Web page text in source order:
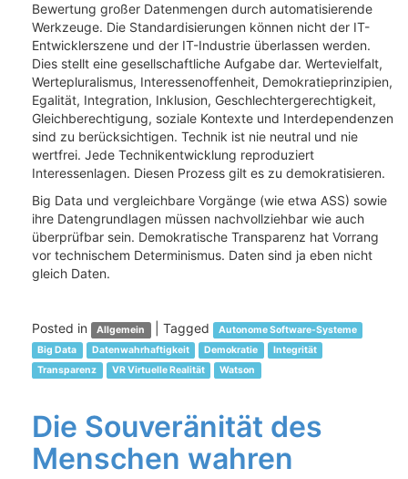
Bewertung großer Datenmengen durch automatisierende
Werkzeuge. Die Standardisierungen können nicht der IT-
Entwicklerszene und der IT-Industrie überlassen werden.
Dies stellt eine gesellschaftliche Aufgabe dar. Wertevielfalt,
Wertepluralismus, Interessenoffenheit, Demokratieprinzipien,
Egalität, Integration, Inklusion, Geschlechtergerechtigkeit,
Gleichberechtigung, soziale Kontexte und Interdependenzen
sind zu berücksichtigen. Technik ist nie neutral und nie
wertfrei. Jede Technikentwicklung reproduziert
Interessenlagen. Diesen Prozess gilt es zu demokratisieren.
Big Data und vergleichbare Vorgänge (wie etwa ASS) sowie
ihre Datengrundlagen müssen nachvollziehbar wie auch
überprüfbar sein. Demokratische Transparenz hat Vorrang
vor technischem Determinismus. Daten sind ja eben nicht
gleich Daten.
Posted in Allgemein Tagged
Autonome Software-Systeme
Big Data
Datenwahrhaftigkeit Demokratie
Integrität
Transparenz
VR Virtuelle Realität Watson
Die Souveränität des
Menschen wahren